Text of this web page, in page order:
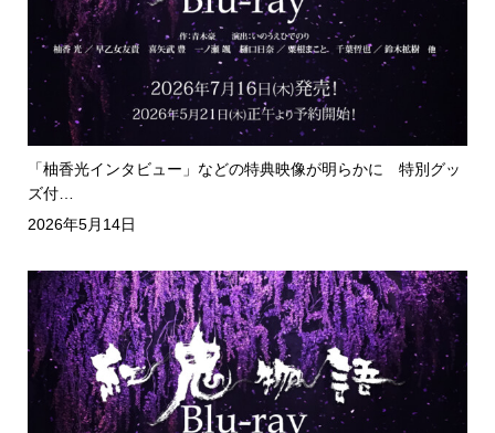
「柚香光インタビュー」などの特典映像が明らかに 特別グッ
ズ付…
2026年5月14日